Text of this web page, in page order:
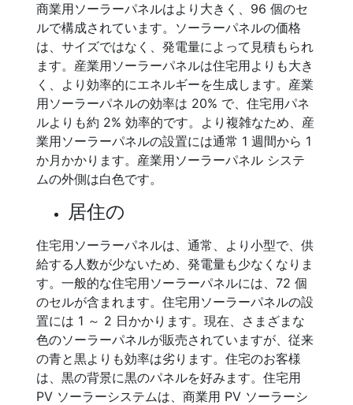
商業用ソーラーパネルはより大きく、96 個のセ
ルで構成されています。ソーラーパネルの価格
は、サイズではなく、発電量によって見積もられ
ます。産業用ソーラーパネルは住宅用よりも大き
く、より効率的にエネルギーを生成します。産業
用ソーラーパネルの効率は 20% で、住宅用パネ
ルよりも約 2% 効率的です。より複雑なため、産
業用ソーラーパネルの設置には通常 1 週間から 1
か月かかります。産業用ソーラーパネル システ
ムの外側は白色です。
居住の
住宅用ソーラーパネルは、通常、より小型で、供
給する人数が少ないため、発電量も少なくなりま
す。一般的な住宅用ソーラーパネルには、72 個
のセルが含まれます。住宅用ソーラーパネルの設
置には 1 ～ 2 日かかります。現在、さまざまな
色のソーラーパネルが販売されていますが、従来
の青と黒よりも効率は劣ります。住宅のお客様
は、黒の背景に黒のパネルを好みます。住宅用
PV ソーラーシステムは、商業用 PV ソーラーシ